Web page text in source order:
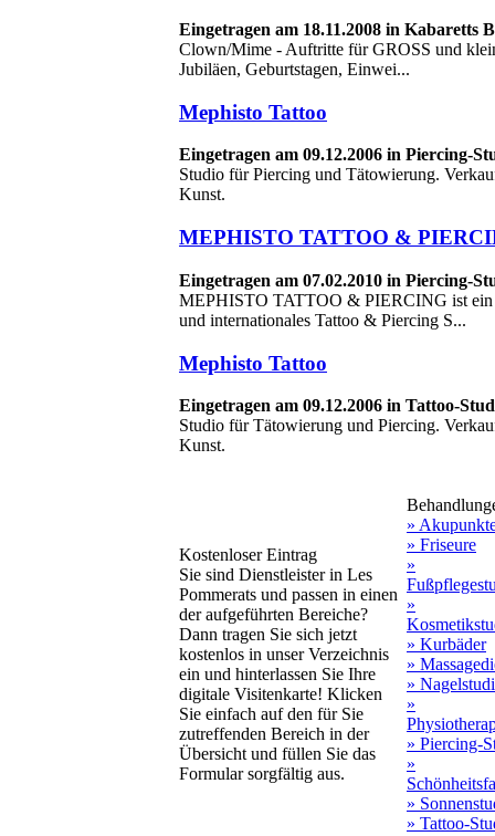
Eingetragen am 18.11.2008 in Kabaretts
Clown/Mime - Auftritte für GROSS und
Jubiläen, Geburtstagen, Einwei...
Mephisto Tattoo
Eingetragen am 09.12.2006 in Piercing-
Studio für Piercing und Tätowierung.
Kunst.
MEPHISTO TATTOO &
Eingetragen am 07.02.2010 in Piercing-
MEPHISTO TATTOO & PIERCING ist ein
und internationales Tattoo & Piercing S...
Mephisto Tattoo
Eingetragen am 09.12.2006 in Tattoo-
Studio für Tätowierung und Piercing.
Kunst.
Kostenloser Eintrag
Sie sind Dienstleister in Les
Pommerats und passen in einen
der aufgeführten Bereiche?
Dann tragen Sie sich jetzt
kostenlos in unser Verzeichnis
ein und hinterlassen Sie Ihre
digitale Visitenkarte! Klicken
Sie einfach auf den für Sie
zutreffenden Bereich in der
Übersicht und füllen Sie das
Formular sorgfältig aus.
»
» Friseure
»
»
» Kurbäder
»
»
»
» Piercing-
»
»
» Tattoo-